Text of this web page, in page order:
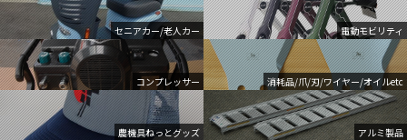
セニアカー/老人カー 電動モビリティ
コンプレッサー 消耗品/爪/刃/ワイヤー/オイルetc
農機具ねっとグッズ アルミ製品